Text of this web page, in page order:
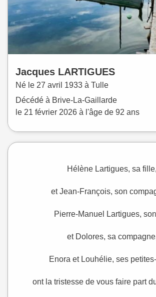
Jacques LARTIGUES
Né le 27 avril 1933 à Tulle
Décédé à Brive-La-Gaillarde
le 21 février 2026 à l'âge de 92 ans
Hélène Lartigues, sa fille,
et Jean-François, son
Pierre-Manuel Lartigues,
et Dolores, sa
Enora et Louhélie, ses
ont la tristesse de vous faire part